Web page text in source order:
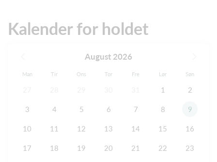
Kalender for holdet
August 2026
Man Tir Ons Tor Fre Lør Søn
1 2
3 4 5 6 7 8 9
10 11 12 13 14 15 16
17 18 19 20 21 22 23